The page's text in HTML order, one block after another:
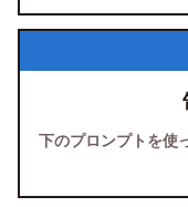
下のプロンプトを使